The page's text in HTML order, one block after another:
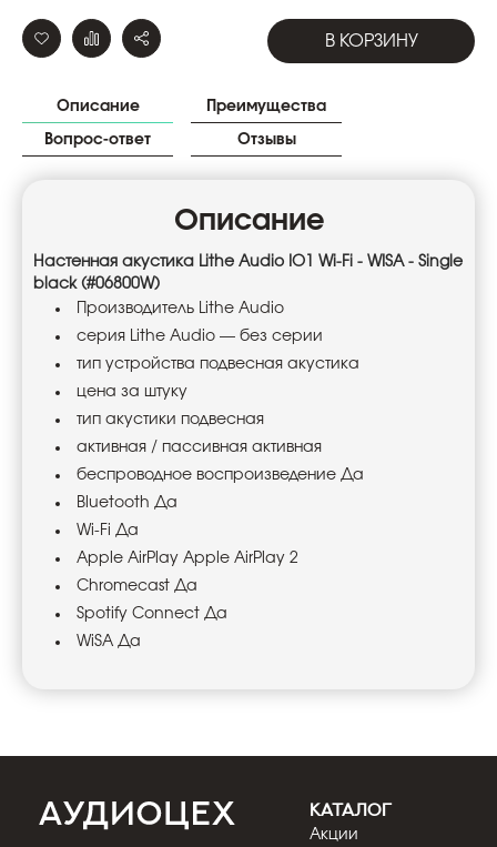
В КОРЗИНУ
Описание Преимущества
Вопрос-ответ Отзывы
Описание
Настенная акустика Lithe Audio IO1 Wi-Fi - WISA - Single
black (#06800W)
Производитель Lithe Audio
серия Lithe Audio — без серии
тип устройства подвесная акустика
цена за штуку
тип акустики подвесная
активная / пассивная активная
беспроводное воспроизведение Да
Bluetooth Да
Wi-Fi Да
Apple AirPlay Apple AirPlay 2
Chromecast Да
Spotify Connect Да
WiSA Да
КАТАЛОГ
Акции